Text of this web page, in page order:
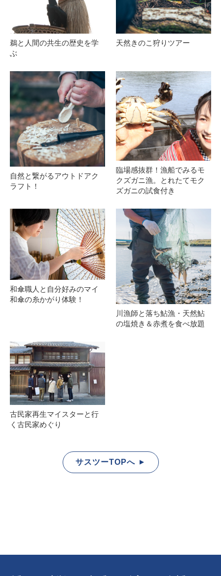
鵜と人間の共生の歴史を学
ぶ
天然きのこ狩りツアー
自然と繋がるアウトドアク
ラフト！
臨場感抜群！漁船でみるモ
クズガニ漁。とれたてモク
ズガニの試食付き
和傘職人と自分好みのマイ
和傘の糸かがり体験！
川漁師と落ち鮎漁・天然鮎
の塩焼き＆赤煮を食べ放題
古民家再生マイスターと行
く古民家めぐり
サスツーTOPへ ▲